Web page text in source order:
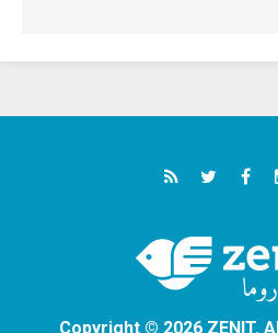
Copyright © 2026 ZENIT.